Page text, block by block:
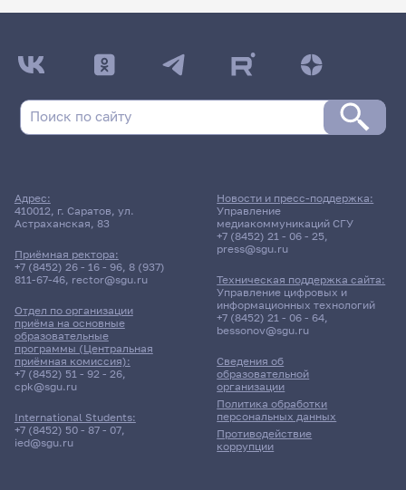
Адрес:
410012, г. Саратов, ул.
Астраханская, 83
Приёмная ректора:
+7 (8452) 26 - 16 - 96, 8 (937)
811-67-46, rector@sgu.ru
Отдел по организации
приёма на основные
образовательные
программы (Центральная
приёмная комиссия):
+7 (8452) 51 - 92 - 26,
cpk@sgu.ru
International Students:
+7 (8452) 50 - 87 - 07,
ied@sgu.ru
Сведения об
образовательной
организации
Политика обработки
персональных данных
Противодействие
коррупции
Новости и пресс-поддержка:
Управление
медиакоммуникаций СГУ
+7 (8452) 21 - 06 - 25,
press@sgu.ru
Техническая поддержка сайта:
Управление цифровых и
информационных технологий
+7 (8452) 21 - 06 - 64,
bessonov@sgu.ru